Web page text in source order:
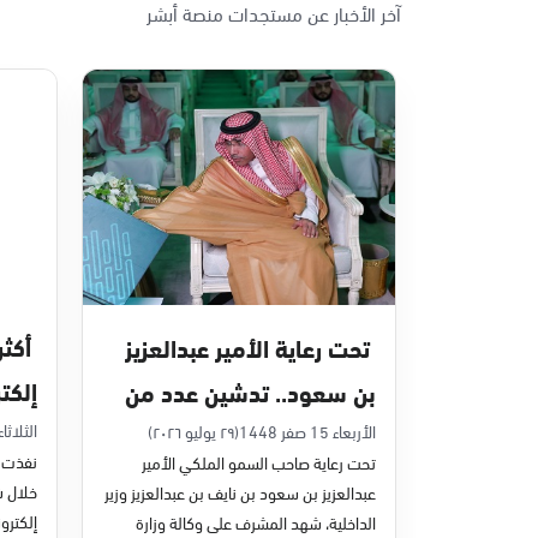
الأحد - الخميس (08:00-14:30)
الدمام, الدمام - بنده حي أحد
الأحد - الخميس (08:00-14:30)
التوجه للموقع
الدمام, الدمام - الغرفة التجارية
التوجه للموقع
الدمام, الدمام - بنده - حي الشاطئ
الأحد - الخميس (08:00-14:30)
التوجه للموقع
آخر الأخبار عن مستجدات منصة أبشر
تحت رعاية الأمير عبدالعزيز
بن سعود.. تدشين عدد من
مشاريع التحول الرقمي
والخدمات الإلكترونية
للأحوال المدنية
الأربعاء 15 صفر 1448
(٢٩ يوليو ٢٠٢٦)
تحت رعاية صاحب السمو الملكي الأمير
عبدالعزيز بن سعود بن نايف بن عبدالعزيز وزير
الداخلية، شهد المشرف على وكالة وزارة
في
الثلاثاء 7 صفر
نفذت